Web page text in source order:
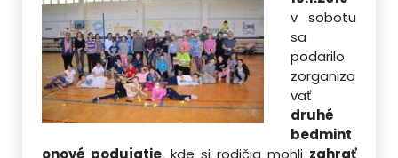
v sobotu
sa
podarilo
zorganizo
vať
druhé
bedmint
onové podujatie, kde si rodičia mohli zahrať